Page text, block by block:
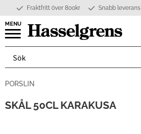
Meny
Fraktfritt över 800kr Snabb leverans
PORSLIN
SKÅL 50CL KARAKUSA